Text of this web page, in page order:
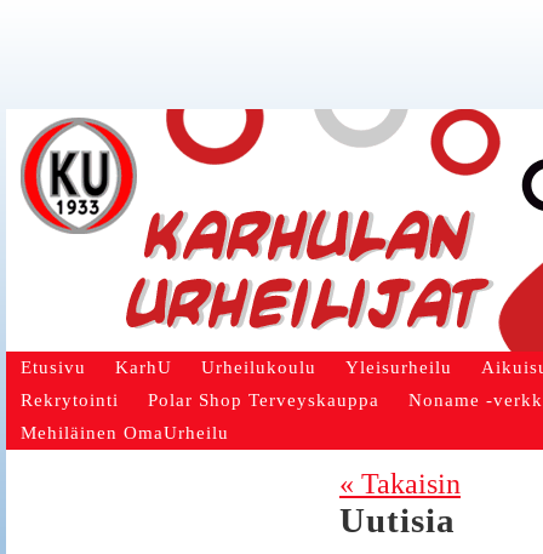
Etusivu KarhU Urheilukoulu Yleisurheilu
Rekrytointi
Polar Shop Terveyskauppa
Noname -
Mehiläinen OmaUrheilu
« Takaisin
Uutisia